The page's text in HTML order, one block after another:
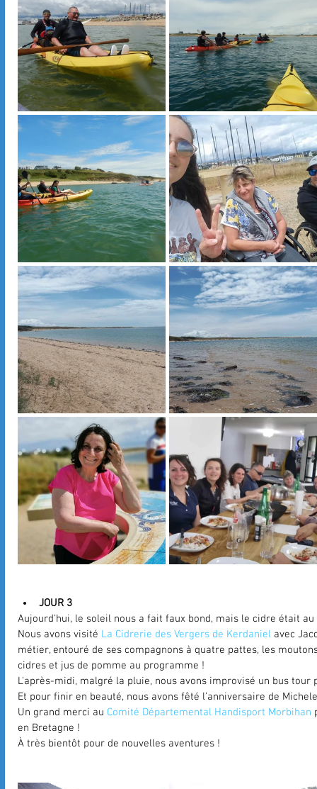
JOUR 3
Aujourd'hui, le soleil nous a fait faux bond, mais le cidre était
Nous avons visité La Cidrerie des Vergers de Kerdaniel avec
métier, entouré de ses compagnons à quatre pattes, les
cidres et jus de pomme au programme !
L'après-midi, malgré la pluie, nous avons improvisé un bus tour
Et pour finir en beauté, nous avons fêté l’anniversaire de
Un grand merci au Comité Départemental Handisport Morbihan
en Bretagne !
À très bientôt pour de nouvelles aventures !